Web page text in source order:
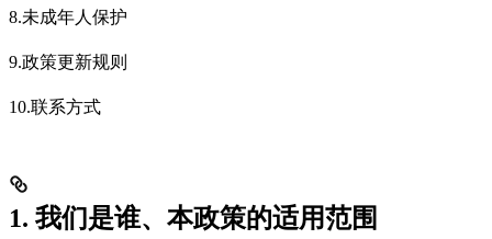
8.未成年人保护
9.政策更新规则
10.联系方式
1. 我们是谁、本政策的适用范围